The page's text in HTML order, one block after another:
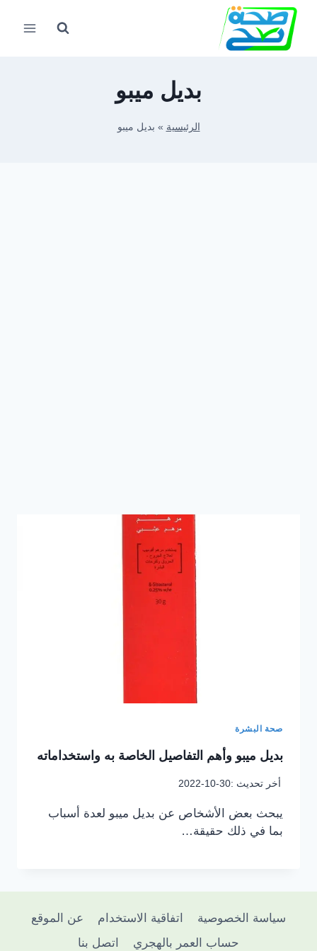
التجاوز
المحتوى
بديل ميبو
الرئيسية » بديل ميبو
صحة البشرة
بديل ميبو وأهم التفاصيل الخاصة به واستخداماته
أخر تحديث :2022-10-30
يبحث بعض الأشخاص عن بديل ميبو لعدة أسباب
بما في ذلك حقيقة…
سياسة الخصوصية اتفاقية الاستخدام
عن الموقع
حساب العمر بالهجري
اتصل بنا